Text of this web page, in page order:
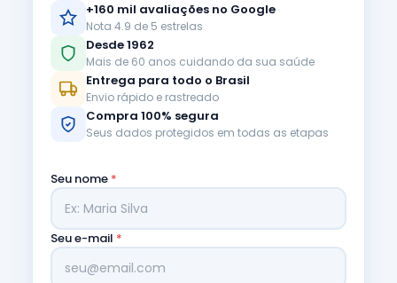
+160 mil avaliações no Google
Nota 4.9 de 5 estrelas
Desde 1962
Mais de 60 anos cuidando da sua saúde
Entrega para todo o Brasil
Envio rápido e rastreado
Compra 100% segura
Seus dados protegidos em todas as etapas
Seu nome *
Seu e-mail *